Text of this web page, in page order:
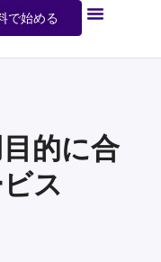
で始める
的に合
ス